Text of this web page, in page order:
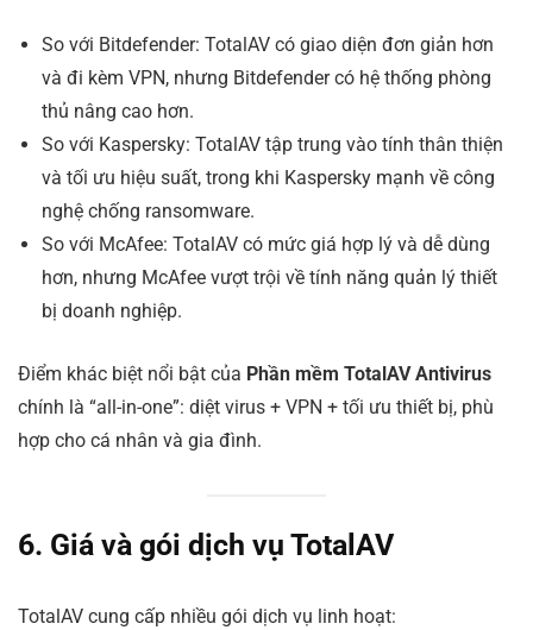
So với Bitdefender: TotalAV có giao diện đơn giản hơn
và đi kèm VPN, nhưng Bitdefender có hệ thống phòng
thủ nâng cao hơn.
So với Kaspersky: TotalAV tập trung vào tính thân thiện
và tối ưu hiệu suất, trong khi Kaspersky mạnh về công
nghệ chống ransomware.
So với McAfee: TotalAV có mức giá hợp lý và dễ dùng
hơn, nhưng McAfee vượt trội về tính năng quản lý thiết
bị doanh nghiệp.
Điểm khác biệt nổi bật của Phần mềm TotalAV Antivirus
chính là “all-in-one”: diệt virus + VPN + tối ưu thiết bị, phù
hợp cho cá nhân và gia đình.
6. Giá và gói dịch vụ TotalAV
TotalAV cung cấp nhiều gói dịch vụ linh hoạt: